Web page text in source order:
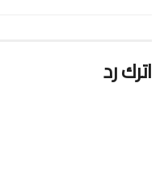
اترك رد